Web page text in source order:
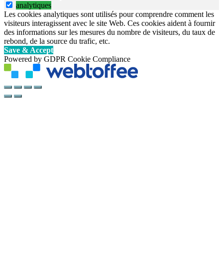
analytiques
Les cookies analytiques sont utilisés pour comprendre comment les
visiteurs interagissent avec le site Web. Ces cookies aident à fournir
des informations sur les mesures du nombre de visiteurs, du taux de
rebond, de la source du trafic, etc.
Save & Accept
Powered by GDPR Cookie Compliance